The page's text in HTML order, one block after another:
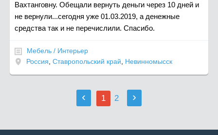
Вахтанговну. Обещали вернуть деньги через 10 дней и
не вернули...сегодня уже 01.03.2019, а денежные
средства так и не перечислили. Спасибо.
Мебель / Интерьер
Россия Ставропольский край Невинномысск
‹ 1 2 ›